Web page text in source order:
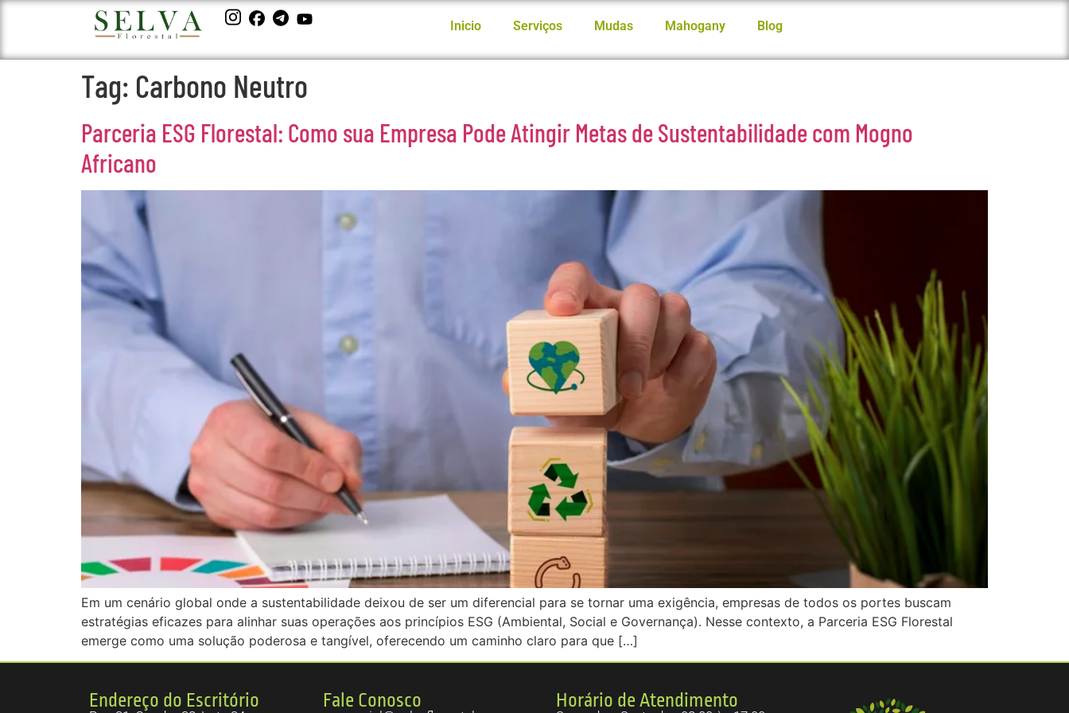
Inicio Serviços Mudas Mahogany Blog
Tag: Carbono Neutro
Parceria ESG Florestal: Como sua Empresa Pode Atingir Metas de Sustentabilidade com Mogno
Africano
Em um cenário global onde a sustentabilidade deixou de ser um diferencial para se tornar uma exigência, empresas de todos os portes buscam
estratégias eficazes para alinhar suas operações aos princípios ESG (Ambiental, Social e Governança). Nesse contexto, a Parceria ESG Florestal
emerge como uma solução poderosa e tangível, oferecendo um caminho claro para que […]
Endereço do Escritório Fale Conosco Horário de Atendimento